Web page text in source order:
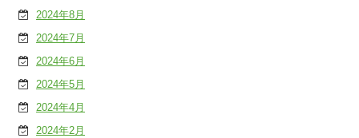
2024年8月
2024年7月
2024年6月
2024年5月
2024年4月
2024年2月